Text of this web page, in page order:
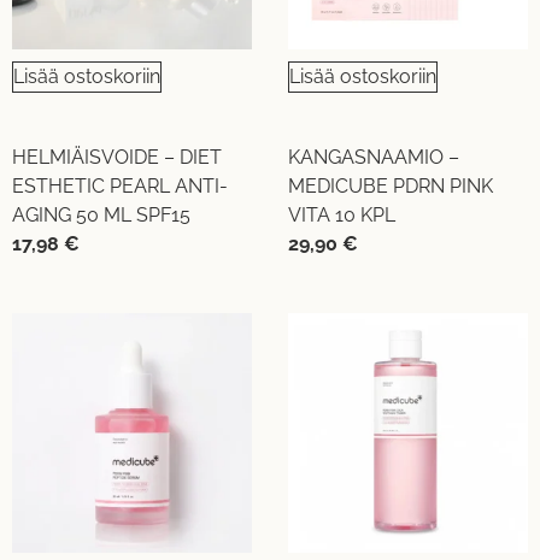
Lisää ostoskoriin
HELMIÄISVOIDE – DIET
ESTHETIC PEARL ANTI-
AGING 50 ML SPF15
17,98 €
Lisää ostoskoriin
KANGASNAAMIO –
MEDICUBE PDRN PINK
VITA 10 KPL
29,90 €